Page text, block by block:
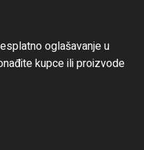
oglašavanje u
kupce ili proizvode